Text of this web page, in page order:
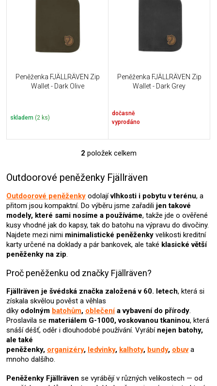
Peněženka FJÄLLRÄVEN Zip
Wallet - Dark Olive
skladem (2 ks)
Peněženka FJÄLLRÄVEN Zip
Wallet - Dark Grey
dočasně
vyprodáno
O
l
d
a
c
í
p
r
v
y
v
p
s
u
2 položek celkem
Outdoorové peněženky Fjällräven
Outdoorové peněženky odolajívlhkosti i pobytu v terénu, a
přitom jsou kompaktní. Do výběru jsme zařadili jen takové
modely, které sami nosíme a používáme, takže jde o ověřené
kusy vhodné jak do kapsy, tak do batohu na výpravu do divočiny.
Najdete mezi nimi minimalistické peněženky velikosti kreditní
karty určené na doklady a pár bankovek, ale také klasické větší
peněženky na zip.
Proč peněženku od značky Fjällräven?
Fjällräven je švédská značka založená v 60. letech, která si
získala skvělou pověst a věhlas
díky odolným batohům, oblečení a vybavení do přírody.
Proslavila se materiálem G-1000, voskovanou tkaninou, která
snáší déšť, oděr i dlouhodobé používání. Vyrábí nejen batohy,
ale také
peněženky, organizéry, ledvinky, kalhoty, bundy, obuva
mnoho dalšího.
Peněženky Fjällräven se vyrábějí v různých velikostech — od